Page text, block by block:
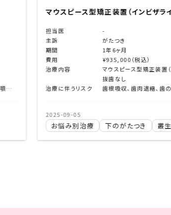
マウスピース型矯正装置（インビザライン）
-
がたつき
1年6ヶ月
¥935,000（税込）
マウスピース型矯正装置（インビザライン）
治療に伴うリスク
下のがたつき 叢生